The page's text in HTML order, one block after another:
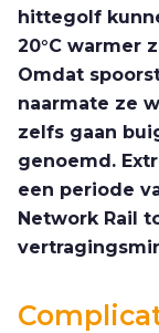
hittegolf
20°C warmer
Omdat
naarmate ze
zelfs gaan
genoemd.
een periode
Network Rail